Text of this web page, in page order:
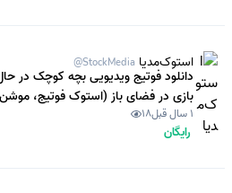
استوک‌مدیا @StockMedia
دانلود فوتیج ویدیویی بچه کوچک در
بازی در فضای باز (استوک فوتیج، موشن
گرافیک)1 سال قبل 18
رایگان